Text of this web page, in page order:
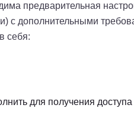
предварительная
с дополнительными
себя:
для получения